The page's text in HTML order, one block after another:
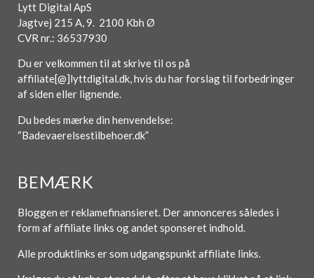
Lytt Digital ApS
Jagtvej 215 A, 9. 2100 Kbh Ø
CVR nr.: 36537930
Du er velkommen til at skrive til os på
affiliate[@]lyttdigital.dk, hvis du har forslag til forbedringer
af siden eller lignende.
Du bedes mærke din henvendelse:
“Badevaerelsestilbehoer.dk”
BEMÆRK
Bloggen er reklamefinansieret. Der annonceres således i
form af affiliate links og andet sponseret indhold.
Alle produktlinks er som udgangspunkt affiliate links.